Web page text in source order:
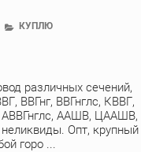
КУПЛЮ
различных сечений,
ВВГнг, ВВГнглс, КВВГ,
АВВГнглс, ААШВ, ЦААШВ,
Опт, крупный
горо ...